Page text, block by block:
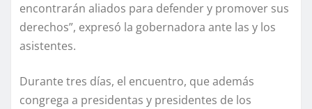
encontrarán aliados para defender y promover sus
derechos”, expresó la gobernadora ante las y los
asistentes.
Durante tres días, el encuentro, que además
congrega a presidentas y presidentes de los